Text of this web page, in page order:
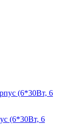
(6*30Вт, 6